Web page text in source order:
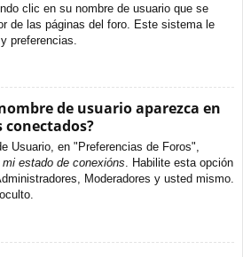
clic en su nombre de usuario que se
de las páginas del foro. Este sistema le
preferencias.
de usuario aparezca en
Usuario, en "Preferencias de Foros",
estado de conexións. Habilite esta opción
Moderadores y usted mismo.